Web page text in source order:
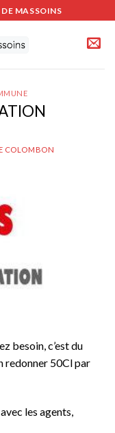
MASSOINS
COLOMBON
besoin, c’est du
redonner 50Cl par
les agents,